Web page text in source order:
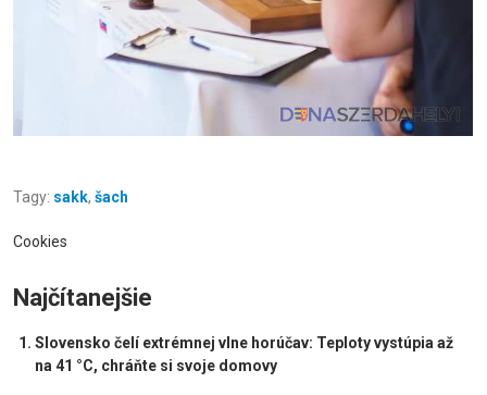
Tagy: sakk, šach
Cookies
Najčítanejšie
Slovensko čelí extrémnej vlne horúčav: Teploty vystúpia až
na 41 °C, chráňte si svoje domovy